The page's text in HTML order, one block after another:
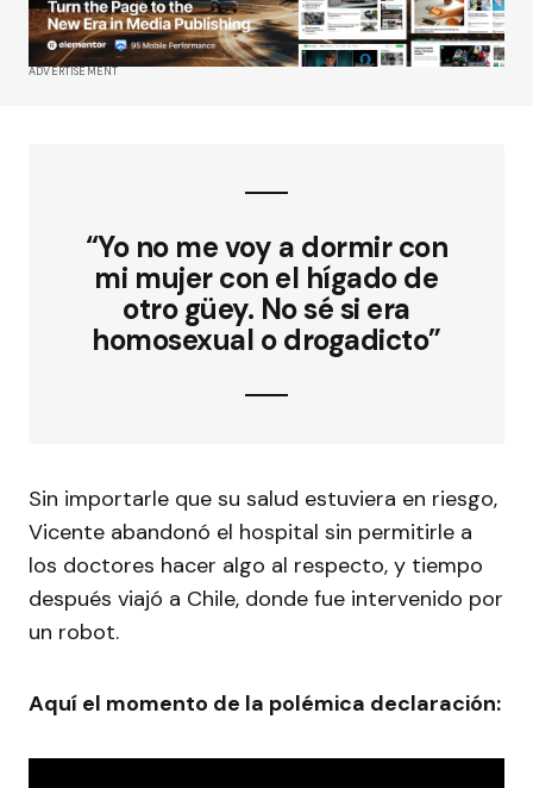
ADVERTISEMENT
“Yo no me voy a dormir con
mi mujer con el hígado de
otro güey. No sé si era
homosexual o drogadicto”
Sin importarle que su salud estuviera en riesgo,
Vicente abandonó el hospital sin permitirle a
los doctores hacer algo al respecto, y tiempo
después viajó a Chile, donde fue intervenido por
un robot.
Aquí el momento de la polémica declaración: